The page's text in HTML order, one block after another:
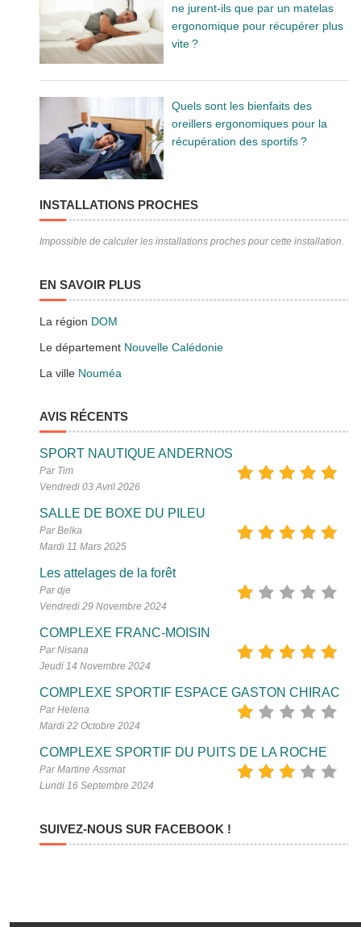
ne jurent-ils que par un matelas
ergonomique pour récupérer plus
vite ?
Quels sont les bienfaits des
oreillers ergonomiques pour la
récupération des sportifs ?
INSTALLATIONS PROCHES
Impossible de calculer les installations proches pour cette installation.
EN SAVOIR PLUS
La région DOM
Le département Nouvelle Calédonie
La ville Nouméa
AVIS RÉCENTS
SPORT NAUTIQUE ANDERNOS
Par Tim
Vendredi 03 Avril 2026
SALLE DE BOXE DU PILEU
Par Belka
Mardi 11 Mars 2025
Les attelages de la forêt
Par dje
Vendredi 29 Novembre 2024
COMPLEXE FRANC-MOISIN
Par Nisana
Jeudi 14 Novembre 2024
COMPLEXE SPORTIF ESPACE GASTON CHIRAC
Par Helena
Mardi 22 Octobre 2024
COMPLEXE SPORTIF DU PUITS DE LA ROCHE
Par Martine Assmat
Lundi 16 Septembre 2024
SUIVEZ-NOUS SUR FACEBOOK !